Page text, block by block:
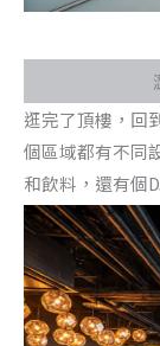
逛完了頂樓，回
個區域都有不同
和飲料，還有個